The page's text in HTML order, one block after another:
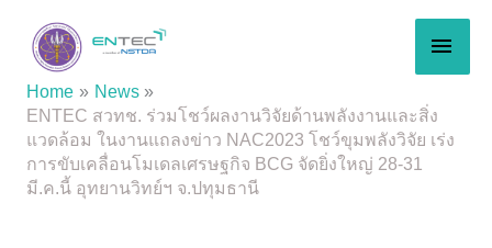
content
Home
News
ENTEC สวทช. ร่วมโชว์ผลงานวิจัยด้านพลังงานและสิ่ง
แวดล้อม ในงานแถลงข่าว NAC2023 โชว์ขุมพลังวิจัย เร่ง
การขับเคลื่อนโมเดลเศรษฐกิจ BCG จัดยิ่งใหญ่ 28-31
มี.ค.นี้ อุทยานวิทย์ฯ จ.ปทุมธานี